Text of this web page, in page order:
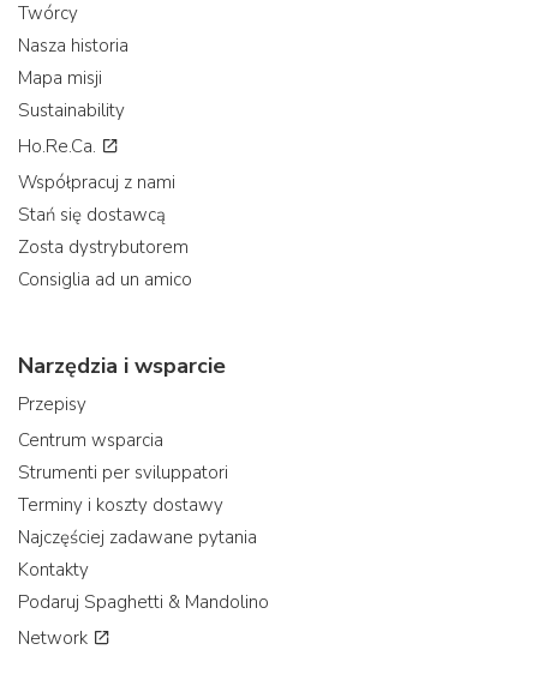
Twórcy
Nasza historia
Mapa misji
Sustainability
Ho.Re.Ca.
Współpracuj z nami
Stań się dostawcą
Zosta dystrybutorem
Consiglia ad un amico
Narzędzia i wsparcie
Przepisy
Centrum wsparcia
Strumenti per sviluppatori
Terminy i koszty dostawy
Najczęściej zadawane pytania
Kontakty
Podaruj Spaghetti & Mandolino
Network